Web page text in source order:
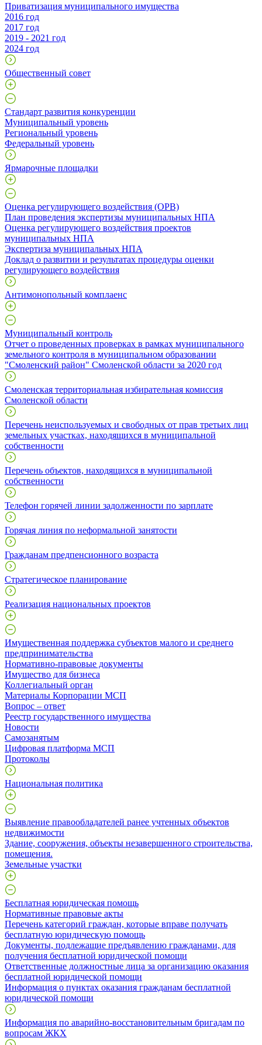
Приватизация муниципального имущества
2016 год
2017 год
2019 - 2021 год
2024 год
Общественный совет
Стандарт развития конкуренции
Муниципальный уровень
Региональный уровень
Федеральный уровень
Ярмарочные площадки
Оценка регулирующего воздействия (ОРВ)
План проведения экспертизы муниципальных НПА
Оценка регулирующего воздействия проектов
муниципальных НПА
Экспертиза муниципальных НПА
Доклад о развитии и результатах процедуры оценки
регулирующего воздействия
Антимонопольный комплаенс
Муниципальный контроль
Отчет о проведенных проверках в рамках муниципального
земельного контроля в муниципальном образовании
"Смоленский район" Смоленской области за 2020 год
Смоленская территориальная избирательная комиссия
Смоленской области
Перечень неиспользуемых и свободных от прав третьих лиц
земельных участках, находящихся в муниципальной
собственности
Перечень объектов, находящихся в муниципальной
собственности
Телефон горячей линии задолженности по зарплате
Горячая линия по неформальной занятости
Гражданам предпенсионного возраста
Стратегическое планирование
Реализация национальных проектов
Имущественная поддержка субъектов малого и среднего
предпринимательства
Нормативно-правовые документы
Имущество для бизнеса
Коллегиальный орган
Материалы Корпорации МСП
Вопрос – ответ
Реестр государственного имущества
Новости
Самозанятым
Цифровая платформа МСП
Протоколы
Национальная политика
Выявление правообладателей ранее учтенных объектов
недвижимости
​Здание, сооружения, объекты незавершенного строительства,
помещения.
Земельные участки
Бесплатная юридическая помощь
Нормативные правовые акты
Перечень категорий граждан, которые вправе получать
бесплатную юридическую помощь
Документы, подлежащие предъявлению гражданами, для
получения бесплатной юридической помощи
Ответственные должностные лица за организацию оказания
бесплатной юридической помощи
Информация о пунктах оказания гражданам бесплатной
юридической помощи
Информация по аварийно-восстановительным бригадам по
вопросам ЖКХ